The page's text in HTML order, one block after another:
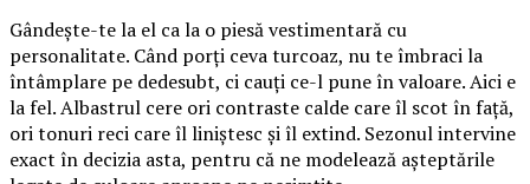
Gândește-te la el ca la o piesă vestimentară cu
personalitate. Când porți ceva turcoaz, nu te îmbraci la
întâmplare pe dedesubt, ci cauți ce-l pune în valoare. Aici e
la fel. Albastrul cere ori contraste calde care îl scot în față,
ori tonuri reci care îl liniștesc și îl extind. Sezonul intervine
exact în decizia asta, pentru că ne modelează așteptările